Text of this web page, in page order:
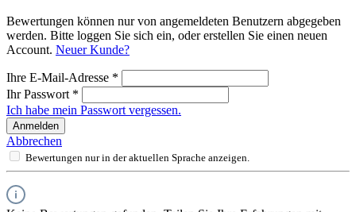
Bewertungen können nur von angemeldeten Benutzern abgegeben
werden. Bitte loggen Sie sich ein, oder erstellen Sie einen neuen
Account. Neuer Kunde?
Ihre E-Mail-Adresse *
Ihr Passwort *
Ich habe mein Passwort vergessen.
Anmelden
Abbrechen
Bewertungen nur in der aktuellen Sprache anzeigen.